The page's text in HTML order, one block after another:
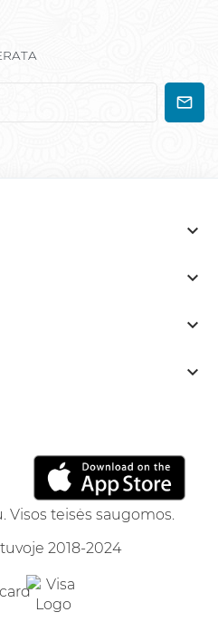




Visos teisės saugomos.
2018-2024